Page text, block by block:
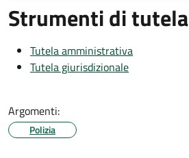
Strumenti di tutela
Tutela amministrativa
Tutela giurisdizionale
Argomenti:
Polizia